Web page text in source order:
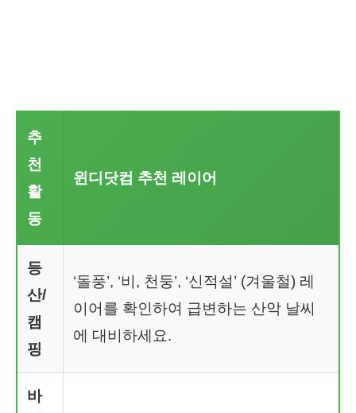
추
천
활
동
윈디닷컴 추천 레이어
등
산/
캠
핑
‘돌풍’, ‘비, 천둥’, ‘신적설’ (겨울철) 레
이어를 확인하여 급변하는 산악 날씨
에 대비하세요.
바